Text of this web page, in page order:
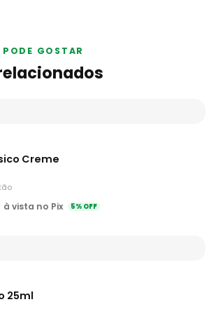
GOSTAR
Creme
à vista no Pix 5% OFF
25ml